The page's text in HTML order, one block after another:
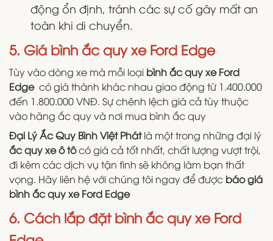
động ổn định, tránh các sự cố gây mất an
toàn khi di chuyển.
5. Giá bình ắc quy xe Ford Edge
Tùy vào dòng xe mà mỗi loại bình ắc quy xe Ford
Edge có giá thành khác nhau giao động từ 1.400.000
đến 1.800.000 VNĐ. Sự chênh lệch giá cả tùy thuộc
vào hãng ắc quy và nơi mua bình ắc quy
Đại Lý Ắc Quy Bình Việt Phátlà một trong những đại lý
ắc quy xe ô tôcó giá cả tốt nhất, chất lượng vượt trội,
đi kèm các dịch vụ tận tình sẽ không làm bạn thất
vọng. Hãy liên hệ với chúng tôi ngay để được báo giá
bình ắc quy xe Ford Edge
6. Cách lắp đặt bình ắc quy xe Ford